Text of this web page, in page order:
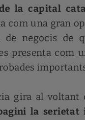
la capital
com una gran
de negocis de
presenta com
gira al voltant
la